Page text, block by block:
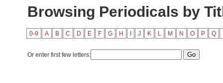
Browsing Periodicals by
0-9 A B C D E F G H J K L M N O P Q
Or enter first few letters: